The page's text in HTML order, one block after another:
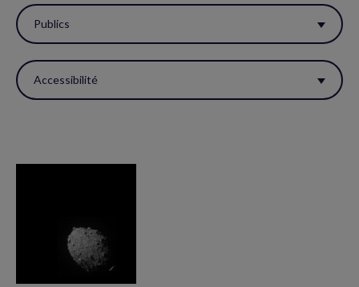
Publics
Accessibilité